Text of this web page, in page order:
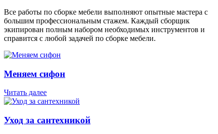
Все работы по сборке мебели выполняют опытные мастера с
большим профессиональным стажем. Каждый сборщик
экипирован полным набором необходимых инструментов и
справится с любой задачей по сборке мебели.
Меняем сифон
Читать далее
Уход за сантехникой